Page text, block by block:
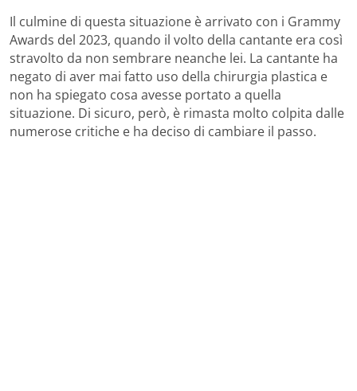
Il culmine di questa situazione è arrivato con i Grammy
Awards del 2023, quando il volto della cantante era così
stravolto da non sembrare neanche lei. La cantante ha
negato di aver mai fatto uso della chirurgia plastica e
non ha spiegato cosa avesse portato a quella
situazione. Di sicuro, però, è rimasta molto colpita dalle
numerose critiche e ha deciso di cambiare il passo.